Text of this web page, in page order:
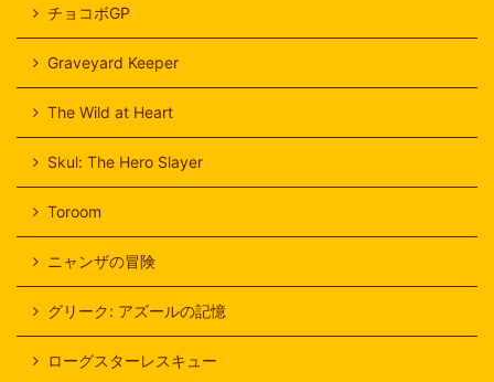
チョコボGP
Graveyard Keeper
The Wild at Heart
Skul: The Hero Slayer
Toroom
ニャンザの冒険
グリーク: アズールの記憶
ローグスターレスキュー